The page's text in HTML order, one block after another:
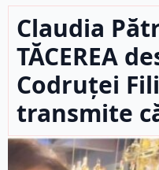
Claudia
TĂCEREA
Codruței
transmite